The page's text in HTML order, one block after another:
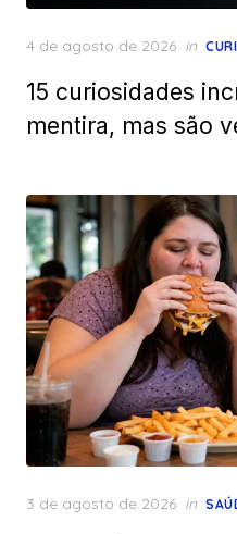
Posted
4 de agosto de 2026 in
15 curiosidades
mentira, mas são
Posted
3 de agosto de 2026 in